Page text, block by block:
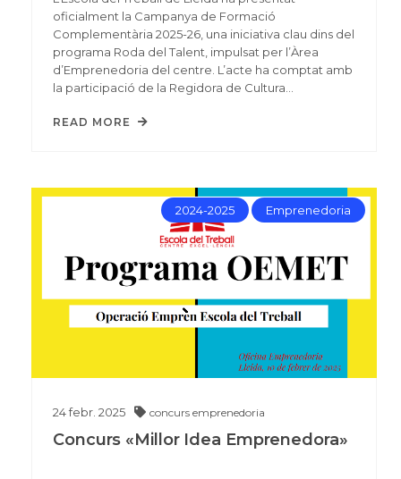
oficialment la Campanya de Formació
Complementària 2025-26, una iniciativa clau dins del
programa Roda del Talent, impulsat per l’Àrea
d’Emprenedoria del centre. L’acte ha comptat amb
la participació de la Regidora de Cultura…
READ MORE
2024-2025 Emprenedoria
24febr. 2025 concurs emprenedoria
Concurs «Millor Idea Emprenedora»